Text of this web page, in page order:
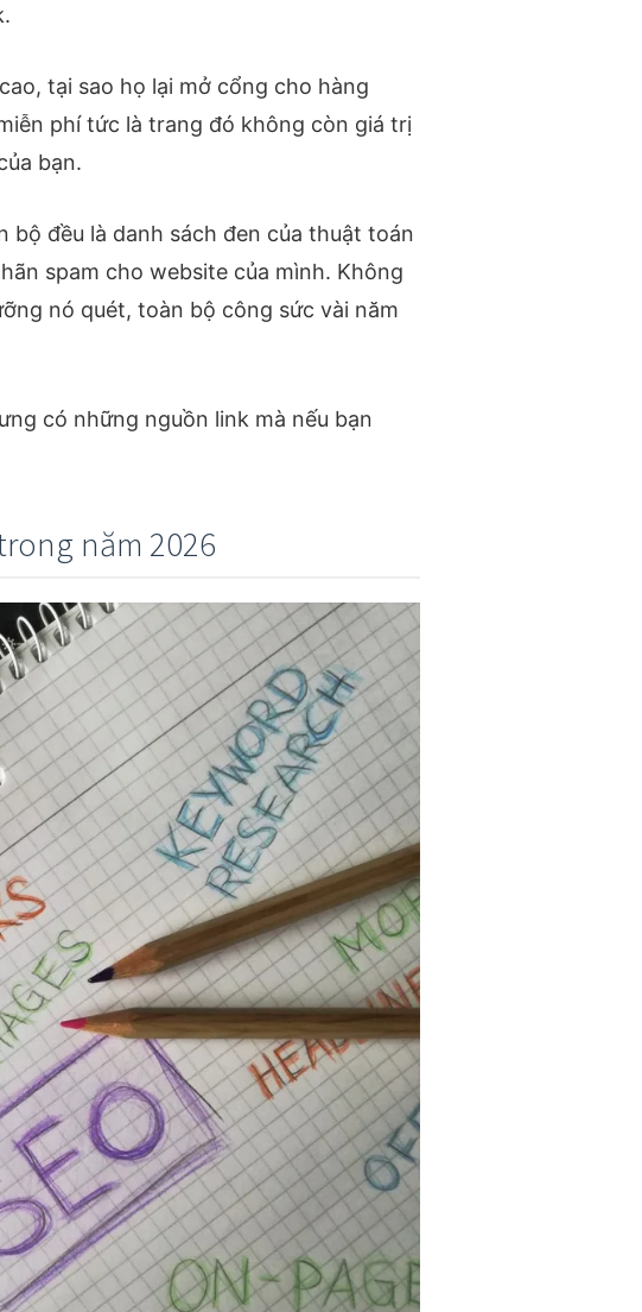
tại sao họ lại mở cổng cho hàng
phí tức là trang đó không còn giá trị
bạn.
đều là danh sách đen của thuật toán
spam cho website của mình. Không
nó quét, toàn bộ công sức vài năm
có những nguồn link mà nếu bạn
năm 2026